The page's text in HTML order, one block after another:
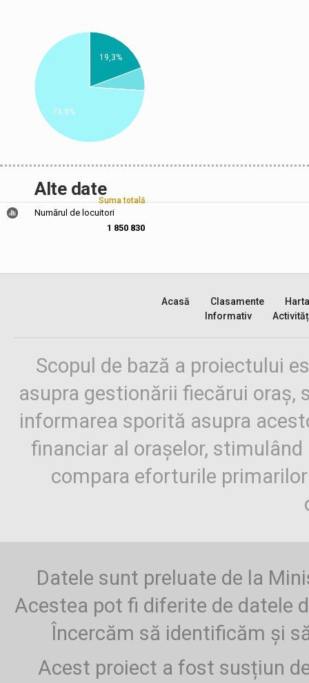
19,3%
73,9%
Alte date
Suma totală
Numărul de locuitori
1 850 830
Acasă Clasamente
Harta
Informativ
Scopul de bază a proiectului
asupra gestionării fiecărui oraș,
informarea sporită asupra
financiar al orașelor,
compara eforturile
Datele sunt preluate de la
Acestea pot fi diferite de datele
Încercăm să identificăm și
Acest proiect a fost susțiun